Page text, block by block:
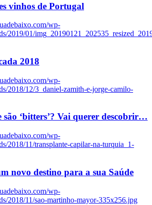
vinhos de Portugal
wp-
2019/01/
2018
wp-
2018/12/3_daniel-zamith-e-jorge-camilo-
são ‘bitters’? Vai querer descobrir…
wp-
2018/11/transplante-capilar-na-turquia_1-
novo destino para a sua Saúde
wp-
2018/11/sao-martinho-mayor-335x256.jpg